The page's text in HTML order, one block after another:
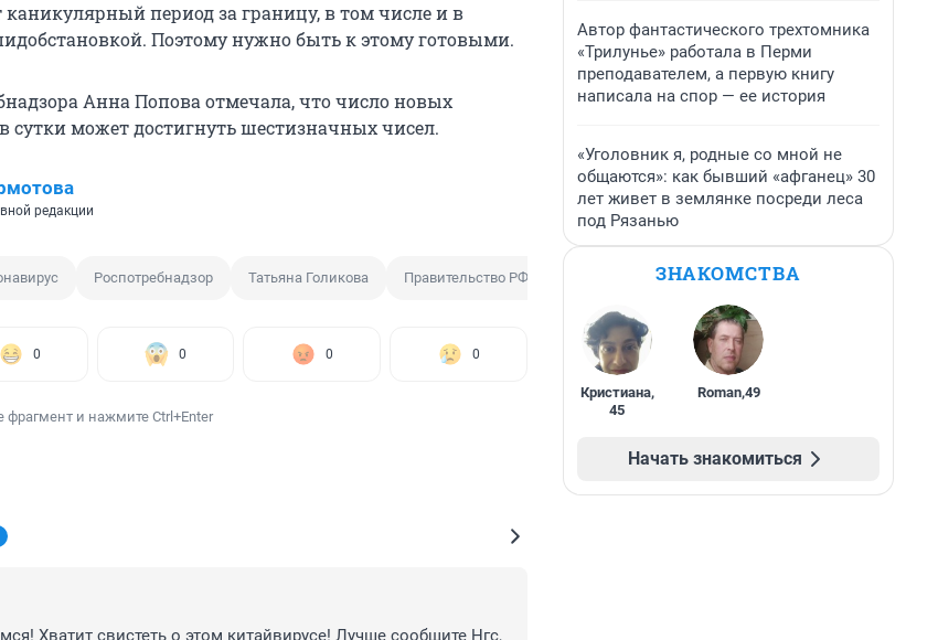
каникулярный период за границу, в том числе и в
Поэтому нужно быть к этому готовыми.
Анна Попова отмечала, что число новых
сутки может достигнуть шестизначных чисел.
редакции
Роспотребнадзор Татьяна Голикова Правительство РФ
0 0 0 0
фрагмент и нажмите Ctrl+Enter
Хватит свистеть о этом китайвирусе! Лучше сообщите Нгс,
Автор фантастического трехтомника
«Трилунье» работала в Перми
преподавателем, а первую книгу
написала на спор — ее история
«Уголовник я, родные со мной не
общаются»: как бывший «афганец» 30
лет живет в землянке посреди леса
под Рязанью
ЗНАКОМСТВА
Кристиана,
45
Roman,49
Начать знакомиться